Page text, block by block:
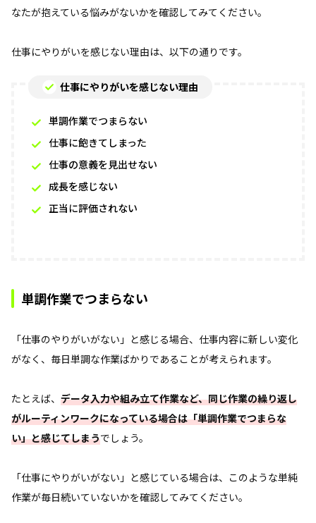
なたが抱えている悩みがないかを確認してみてください。
仕事にやりがいを感じない理由は、以下の通りです。
仕事にやりがいを感じない理由
単調作業でつまらない
仕事に飽きてしまった
仕事の意義を見出せない
成長を感じない
正当に評価されない
単調作業でつまらない
「仕事のやりがいがない」と感じる場合、仕事内容に新しい変化
がなく、毎日単調な作業ばかりであることが考えられます。
たとえば、 データ入力や組み立て作業など、同じ作業の繰り返し
がルーティンワークになっている場合は「単調作業でつまらな
い」と感じてしまうでしょう。
「仕事にやりがいがない」と感じている場合は、このような単純
作業が毎日続いていないかを確認してみてください。